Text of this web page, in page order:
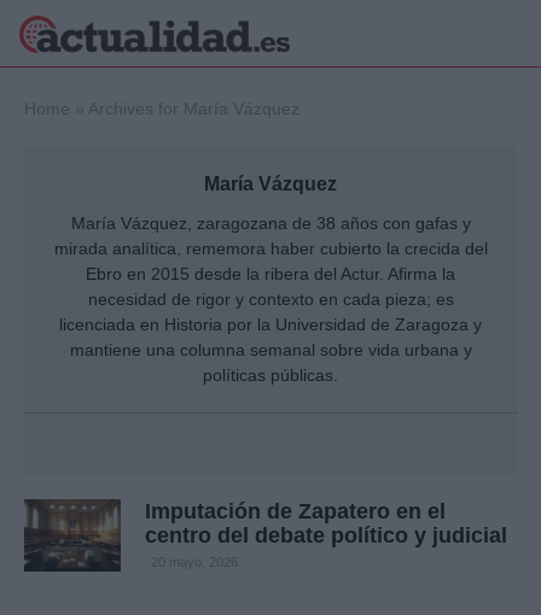
Política
Crónica
Economía
Ciencia y
Tecnología
Deportes
Salud y Bienestar
Home » Archives for María Vázquez
María Vázquez
María Vázquez, zaragozana de 38 años con gafas y
mirada analítica, rememora haber cubierto la crecida del
Ebro en 2015 desde la ribera del Actur. Afirma la
necesidad de rigor y contexto en cada pieza; es
licenciada en Historia por la Universidad de Zaragoza y
mantiene una columna semanal sobre vida urbana y
políticas públicas.
Imputación de Zapatero en el
centro del debate político y judicial
20 mayo, 2026